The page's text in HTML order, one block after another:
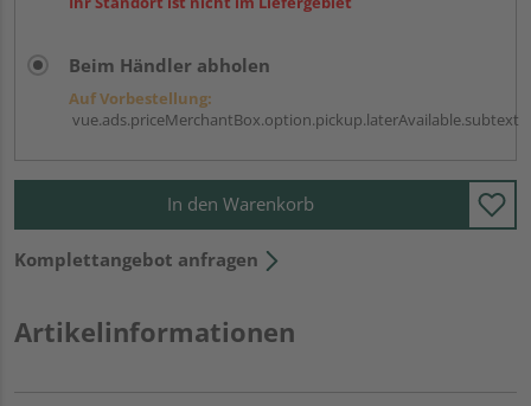
Beim Händler abholen
Auf Vorbestellung:
vue.ads.priceMerchantBox.option.pickup.laterAvailable.subtext
In den Warenkorb
Komplettangebot anfragen
Artikelinformationen